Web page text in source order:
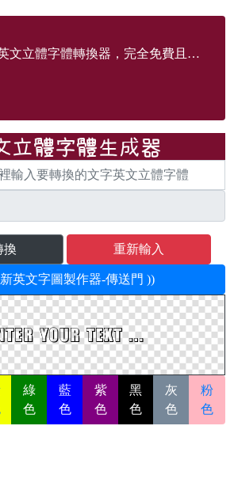
字體轉換器，完全免費且支持英文A-Z所有立體字母
換 重新輸入
英文字圖製作器-傳送門 ))
綠
色
藍
色
紫
色
黑
色
灰
色
粉
色